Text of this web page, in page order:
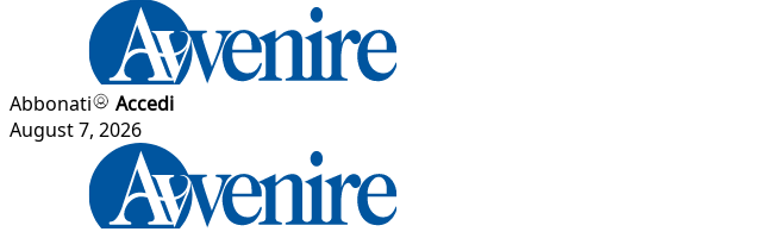
Abbonati
Accedi
August 7, 2026